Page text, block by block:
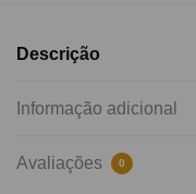
Descrição
Informação adicional
Avaliações 0